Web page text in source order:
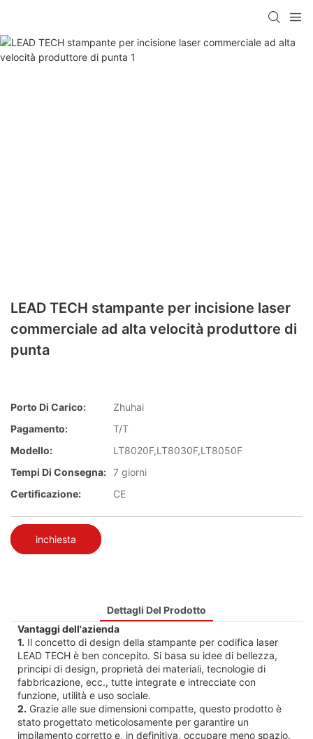
LEAD TECH stampante per incisione laser
commerciale ad alta velocità produttore di
punta
Porto Di Carico:
Zhuhai
Pagamento:
T/T
Modello:
LT8020F,LT8030F,LT8050F
Tempi Di Consegna: 7 giorni
Certificazione:
CE
inchiesta
Dettagli Del Prodotto
Vantaggi dell'azienda
1. Il concetto di design della stampante per codifica laser
LEAD TECH è ben concepito. Si basa su idee di bellezza,
principi di design, proprietà dei materiali, tecnologie di
fabbricazione, ecc., tutte integrate e intrecciate con
funzione, utilità e uso sociale.
2. Grazie alle sue dimensioni compatte, questo prodotto è
stato progettato meticolosamente per garantire un
impilamento corretto e, in definitiva, occupare meno spazio.